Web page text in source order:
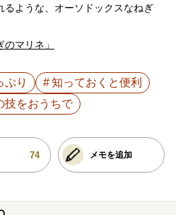
るような、オーソドックスなねぎ
のマリネ」
ぷり
知っておくと便利
技をおうちで
74 メモを追加